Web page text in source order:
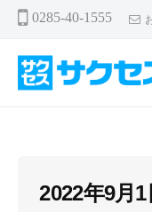
0285-40-1555
2022年9月
ク
ス
セ